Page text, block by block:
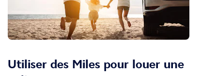
Utiliser des Miles pour louer une